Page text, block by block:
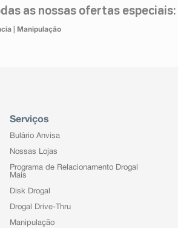
as nossas ofertas especiais:
Manipulação
Serviços
Bulário Anvisa
Nossas Lojas
Programa de Relacionamento Drogal
Mais
Disk Drogal
Drogal Drive-Thru
Manipulação